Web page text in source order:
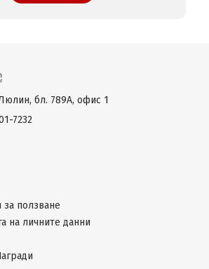
бл. 789А, офис 1
7232
ползване
на личните данни